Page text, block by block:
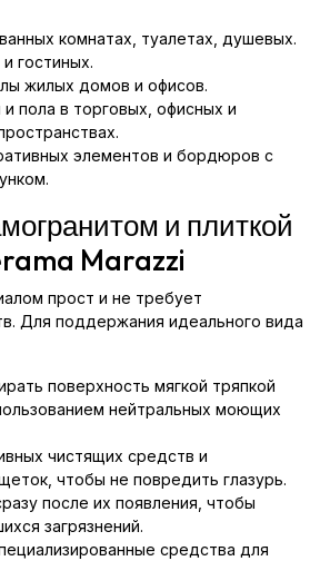
комнатах, туалетах, душевых.
гостиных.
жилых домов и офисов.
пола в торговых, офисных и
элементов и бордюров с
и плиткой
Marazzi
прост и не требует
Для поддержания идеального вида
поверхность мягкой тряпкой
нейтральных моющих
чистящих средств и
чтобы не повредить глазурь.
после их появления, чтобы
загрязнений.
средства для